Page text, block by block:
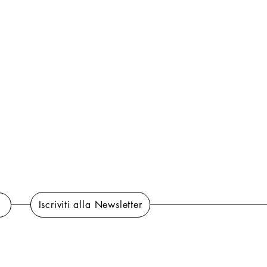
Iscriviti alla Newsletter